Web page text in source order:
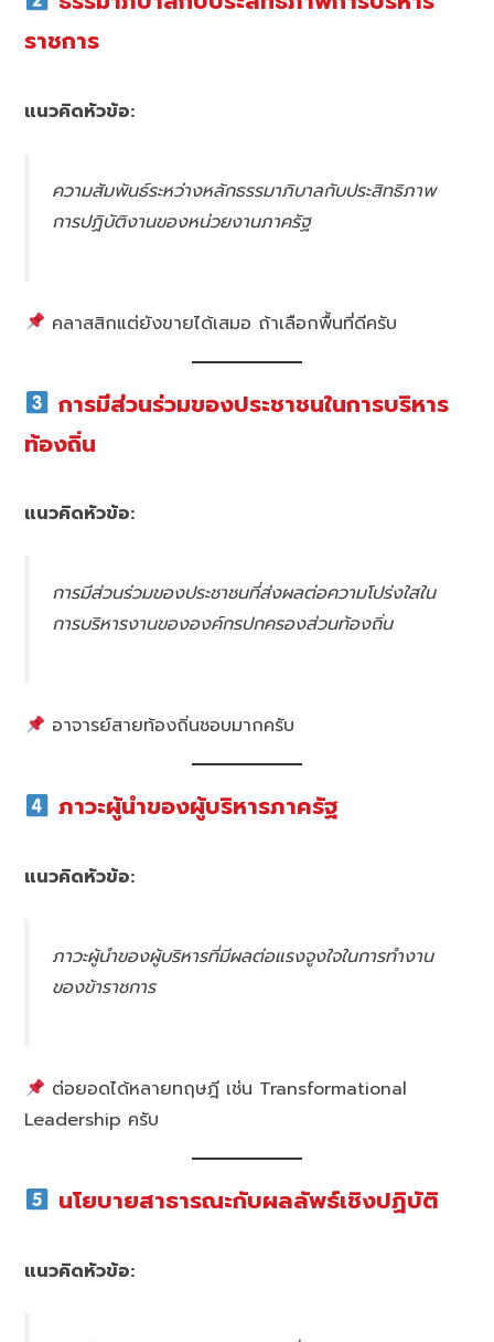
ราชการ
แนวคิดหัวข้อ:
ความสัมพันธ์ระหว่างหลักธรรมาภิบาลกับประสิทธิภาพ
การปฏิบัติงานของหน่วยงานภาครัฐ
คลาสสิกแต่ยังขายได้เสมอ ถ้าเลือกพื้นที่ดีครับ
การมีส่วนร่วมของประชาชนในการบริหาร
ท้องถิ่น
แนวคิดหัวข้อ:
การมีส่วนร่วมของประชาชนที่ส่งผลต่อความโปร่งใสใน
การบริหารงานขององค์กรปกครองส่วนท้องถิ่น
อาจารย์สายท้องถิ่นชอบมากครับ
ภาวะผู้นำของผู้บริหารภาครัฐ
แนวคิดหัวข้อ:
ภาวะผู้นำของผู้บริหารที่มีผลต่อแรงจูงใจในการทำงาน
ของข้าราชการ
ต่อยอดได้หลายทฤษฎี เช่น Transformational
Leadership ครับ
นโยบายสาธารณะกับผลลัพธ์เชิงปฏิบัติ
แนวคิดหัวข้อ: